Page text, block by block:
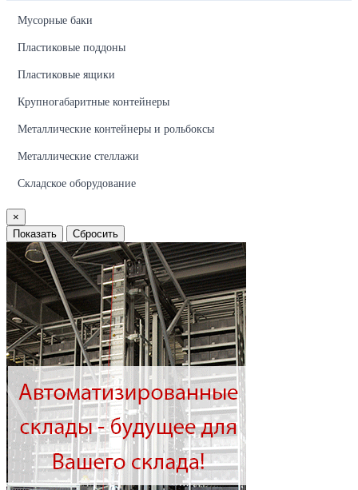
Мусорные баки
Пластиковые поддоны
Пластиковые ящики
Крупногабаритные контейнеры
Металлические контейнеры и рольбоксы
Металлические стеллажи
Складское оборудование
×
Показать
Сбросить